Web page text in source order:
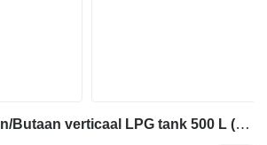
Visser De Propaan/Butaan verticaal LPG tank 500 L (0,25 tons) vertical